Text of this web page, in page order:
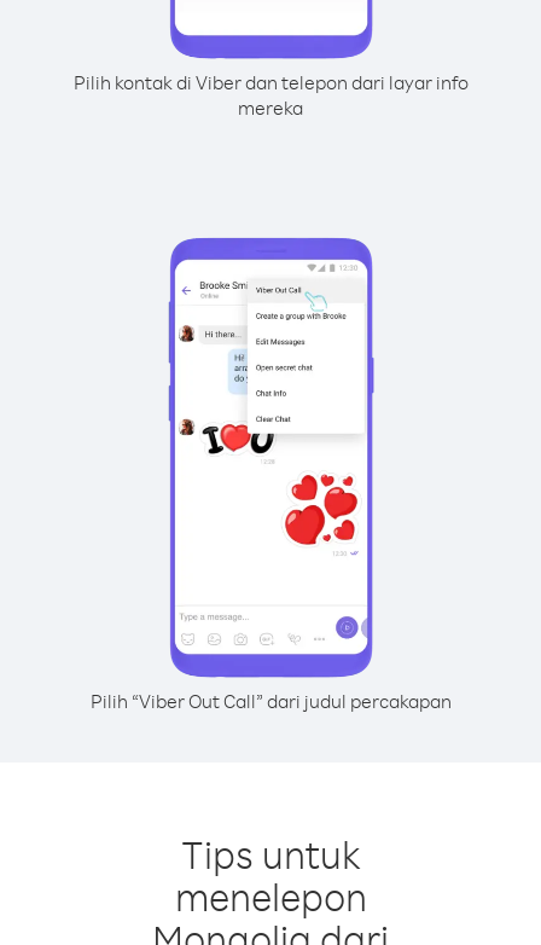
Pilih kontak di Viber dan telepon dari layar info
mereka
Pilih “Viber Out Call” dari judul percakapan
Tips untuk
menelepon